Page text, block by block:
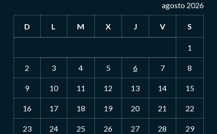
agosto 2026
D L M X J V S
1
2 3 4 5 6 7 8
9 10 11 12 13 14 15
16 17 18 19 20 21 22
23 24 25 26 27 28 29